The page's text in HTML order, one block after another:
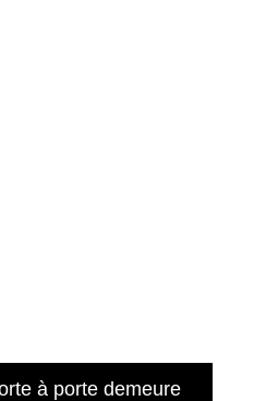
à porte demeure